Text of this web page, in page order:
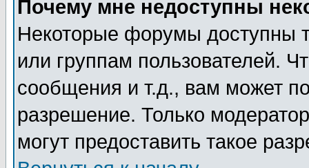
Почему мне недоступны
Некоторые форумы доступны
или группам пользователей.
сообщения и т.д., вам может
разрешение. Только
могут предоставить такое